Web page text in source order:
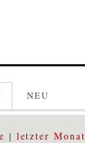
NEU
letzter Monat